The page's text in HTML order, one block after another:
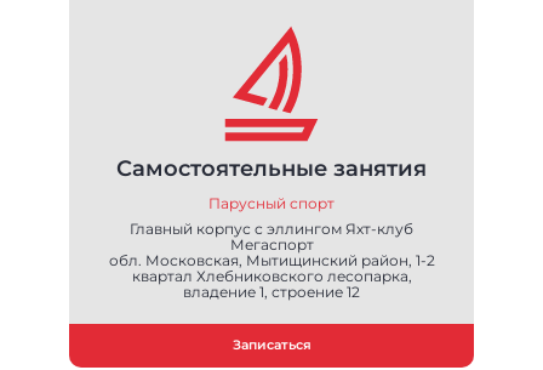
Самостоятельные занятия
Парусный спорт
Главный корпус с эллингом Яхт-клуб
Мегаспорт
обл. Московская, Мытищинский район, 1-2
квартал Хлебниковского лесопарка,
владение 1, строение 12
Записаться